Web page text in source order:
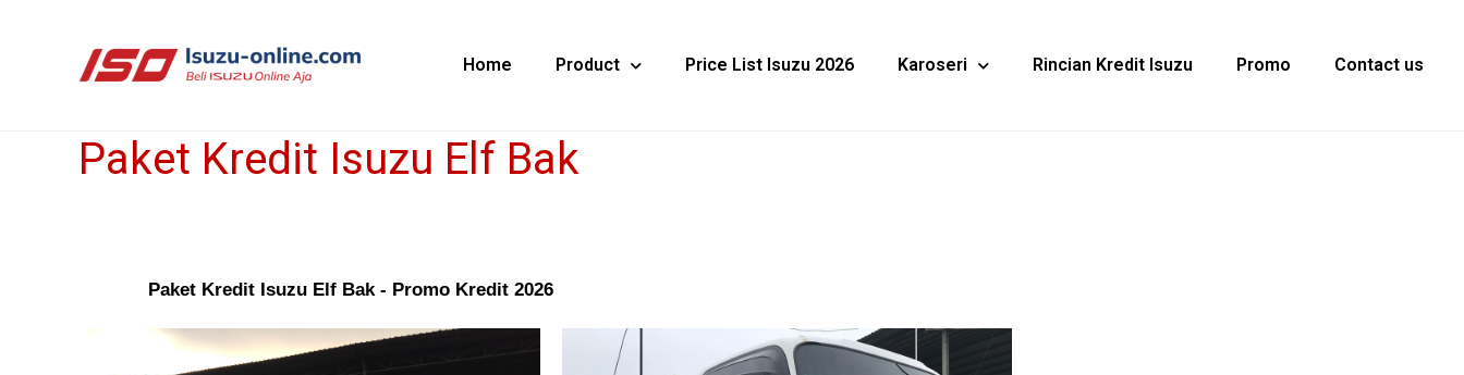
Home Product Price List Isuzu 2026 Karoseri Rincian Kredit Isuzu Promo Contact us
Paket Kredit Isuzu Elf Bak
Paket Kredit Isuzu Elf Bak - Promo Kredit 2026
Paket
Kredit